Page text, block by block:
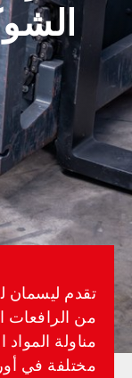
تقدم ليسمان
من الرافعات
مناولة
مختلفة في